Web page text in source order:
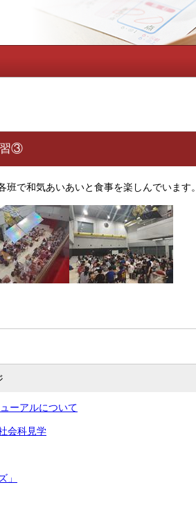
習③
で和気あいあいと食事を楽しんでいます。
ーアルについて
会科見学
」